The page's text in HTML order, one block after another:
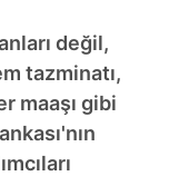
değil,
tazminatı,
maaşı gibi